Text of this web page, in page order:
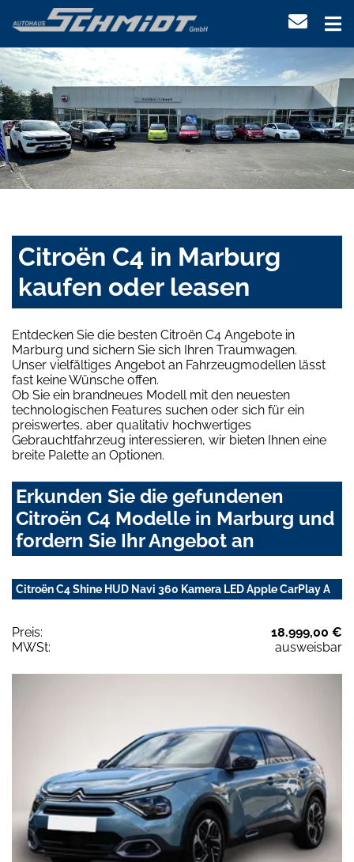
Citroën C4 in Marburg
kaufen oder leasen
Entdecken Sie die besten Citroën C4 Angebote in
Marburg und sichern Sie sich Ihren Traumwagen.
Unser vielfältiges Angebot an Fahrzeugmodellen lässt
fast keine Wünsche offen.
Ob Sie ein brandneues Modell mit den neuesten
technologischen Features suchen oder sich für ein
preiswertes, aber qualitativ hochwertiges
Gebrauchtfahrzeug interessieren, wir bieten Ihnen eine
breite Palette an Optionen.
Erkunden Sie die gefundenen
Citroën C4 Modelle in Marburg und
fordern Sie Ihr Angebot an
Citroën C4 Shine HUD Navi 360 Kamera LED Apple CarPlay A
Preis:
18.999,00 €
MWSt:
ausweisbar